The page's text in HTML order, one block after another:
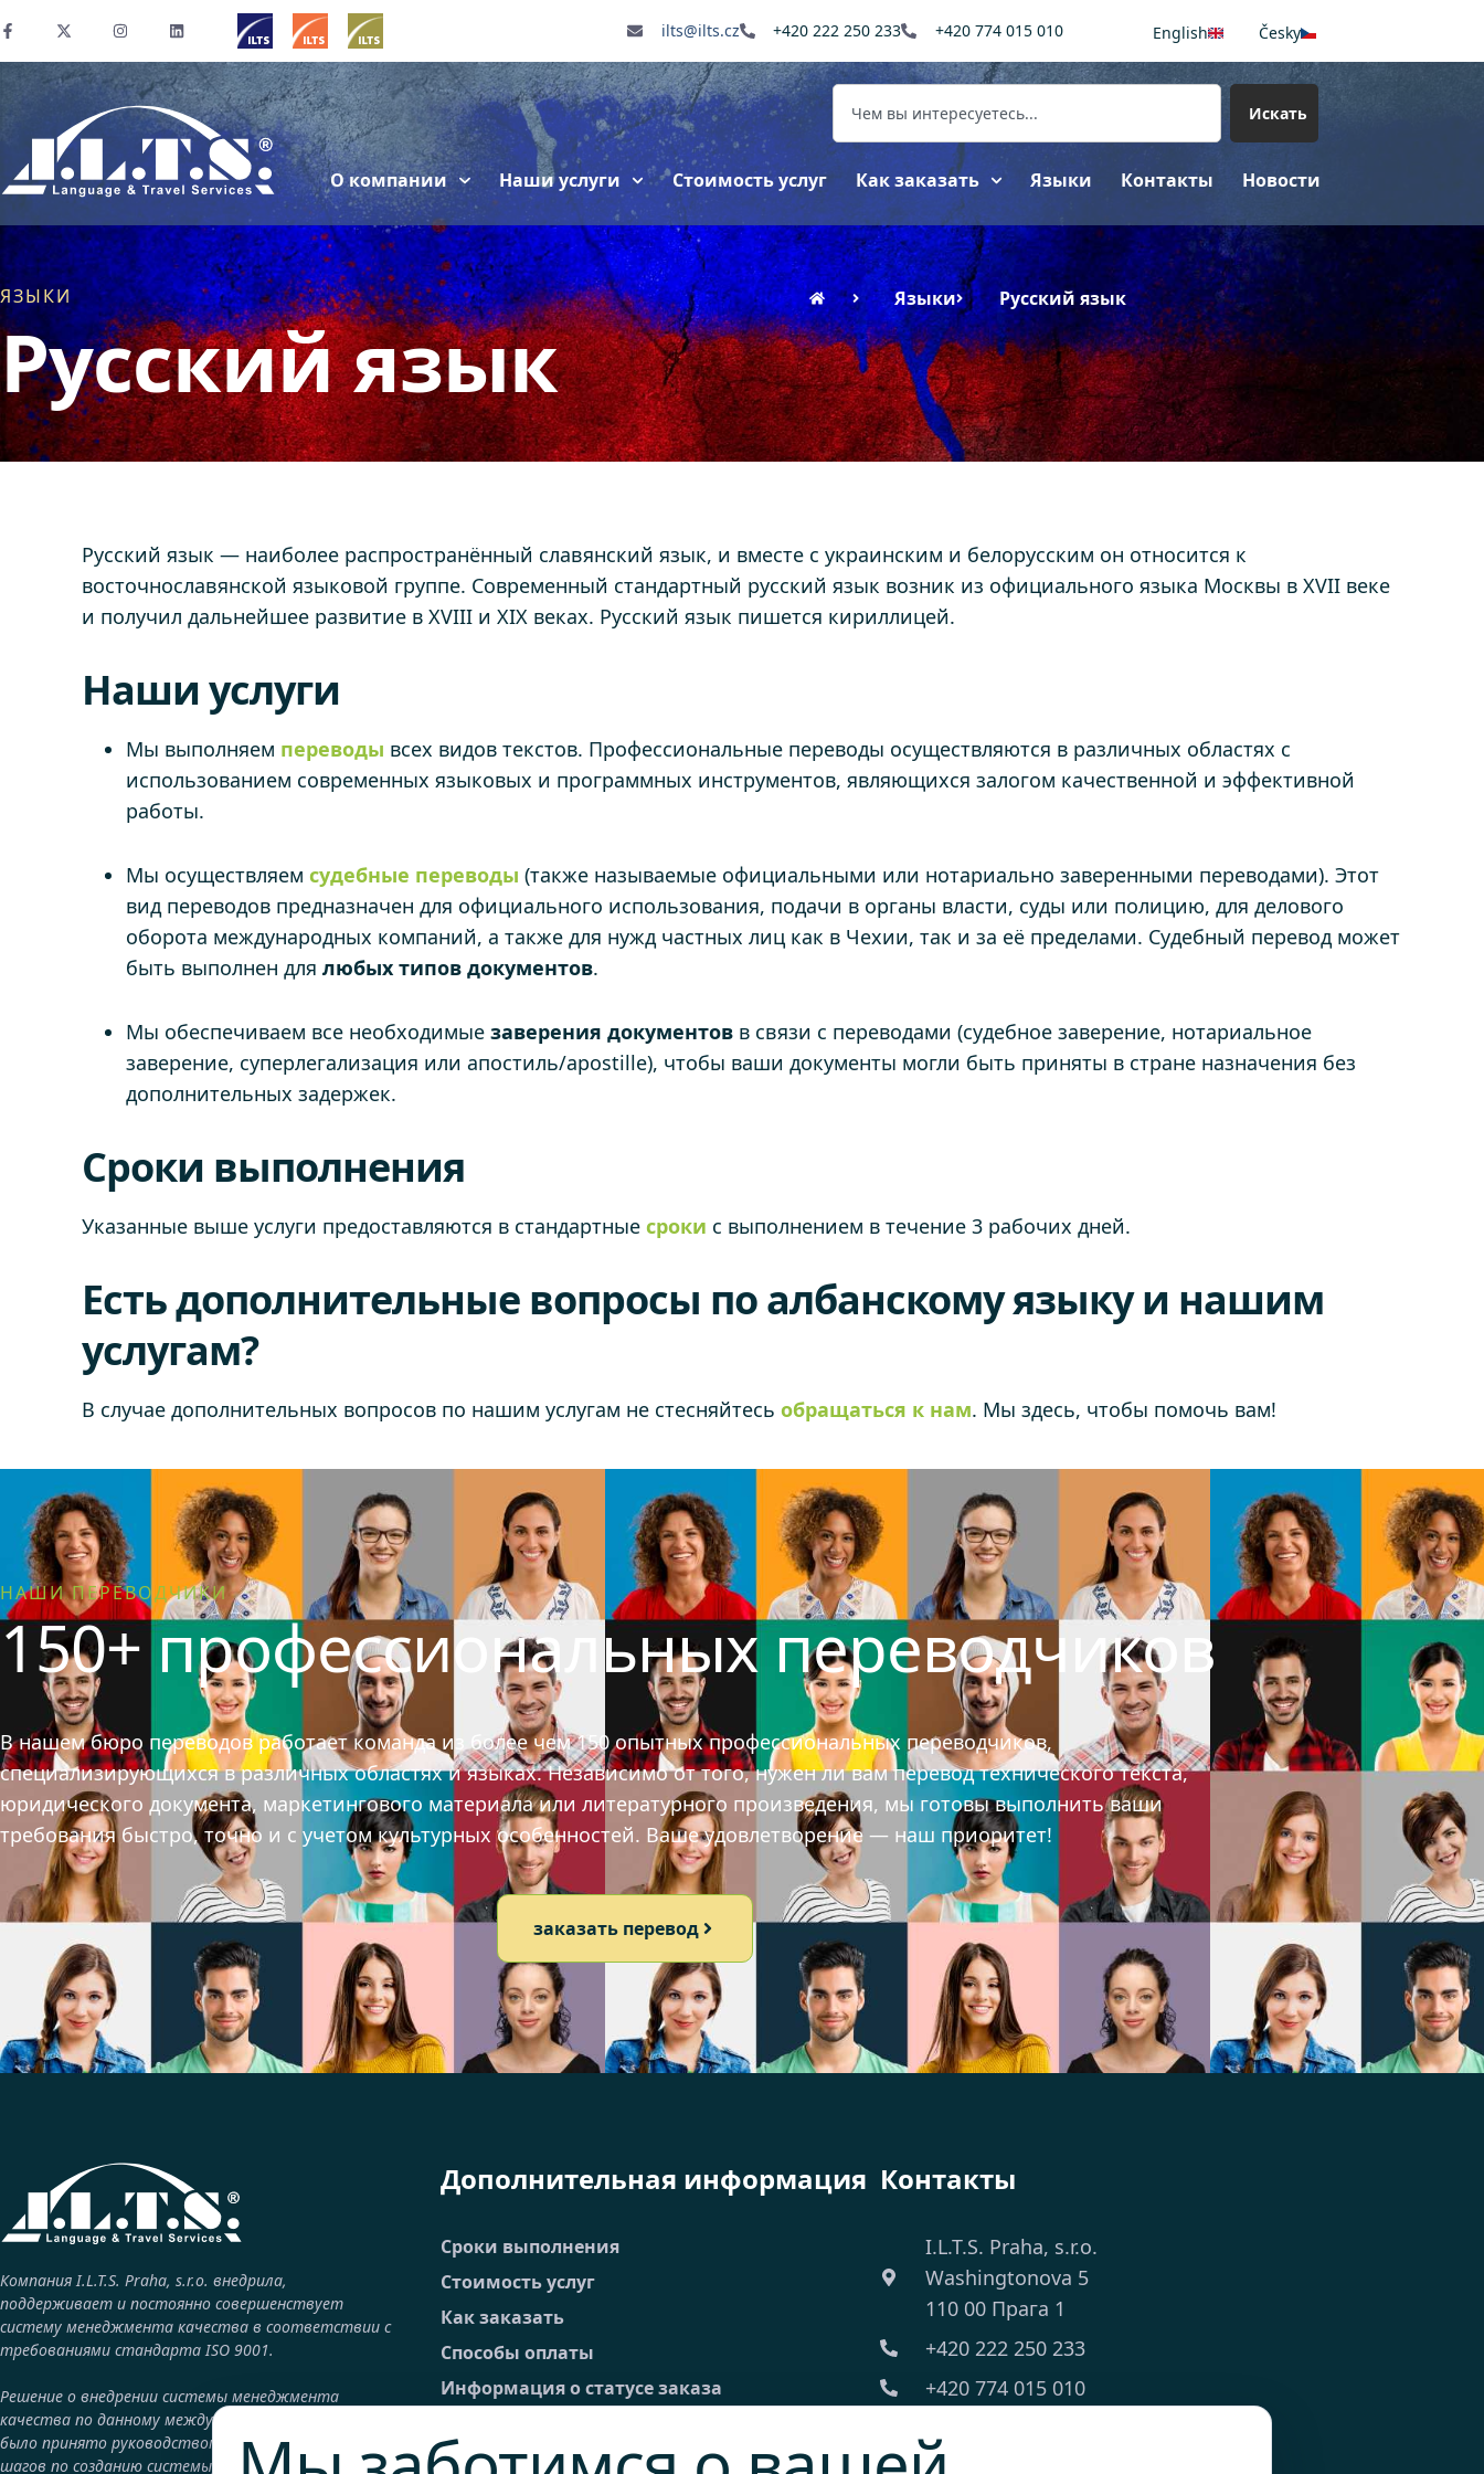
ilts@ilts.cz +420 222 250 233 +420 774 015 010 English Česky
Искать
О компании Наши услуги Стоимость услуг Как заказать Языки Контакты Новости
ЯЗЫКИ
Русский язык
Языки Русский язык
Русский язык — наиболее распространённый славянский язык, и вместе с украинским и белорусским он относится к
восточнославянской языковой группе. Современный стандартный русский язык возник из официального языка Москвы в XVII веке
и получил дальнейшее развитие в XVIII и XIX веках. Русский язык пишется кириллицей.
Наши услуги
Мы выполняем переводы всех видов текстов. Профессиональные переводы осуществляются в различных областях с
использованием современных языковых и программных инструментов, являющихся залогом качественной и эффективной
работы.
Мы осуществляем судебные переводы (также называемые официальными или нотариально заверенными переводами). Этот
вид переводов предназначен для официального использования, подачи в органы власти, суды или полицию, для делового
оборота международных компаний, а также для нужд частных лиц как в Чехии, так и за её пределами. Судебный перевод может
быть выполнен для любых типов документов.
Мы обеспечиваем все необходимые заверения документов в связи с переводами (судебное заверение, нотариальное
заверение, суперлегализация или апостиль/apostille), чтобы ваши документы могли быть приняты в стране назначения без
дополнительных задержек.
Сроки выполнения
Указанные выше услуги предоставляются в стандартные сроки с выполнением в течение 3 рабочих дней.
Есть дополнительные вопросы по албанскому языку и нашим
услугам?
В случае дополнительных вопросов по нашим услугам не стесняйтесь обращаться к нам. Мы здесь, чтобы помочь вам!
НАШИ ПЕРЕВОДЧИКИ
150+ профессиональных переводчиков
В нашем бюро переводов работает команда из более чем 150 опытных профессиональных переводчиков,
специализирующихся в различных областях и языках. Независимо от того, нужен ли вам перевод технического текста,
юридического документа, маркетингового материала или литературного произведения, мы готовы выполнить ваши
требования быстро, точно и с учетом культурных особенностей. Ваше удовлетворение — наш приоритет!
заказать перевод
Компания I.L.T.S. Praha, s.r.o. внедрила,
поддерживает и постоянно совершенствует
систему менеджмента качества в соответствии с
требованиями стандарта ISO 9001.
Решение о внедрении системы менеджмента
качества по данному международному стандарту
было принято руководством компании как один из
шагов по созданию системы, гарантирующей
Дополнительная информация
Сроки выполнения
Стоимость услуг
Как заказать
Способы оплаты
Информация о статусе заказа
Общие торговые условия
Контакты
I.L.T.S. Praha, s.r.o.
Washingtonova 5
110 00 Прага 1
+420 222 250 233
+420 774 015 010
Пн-Пт: 8:00 - 18:00